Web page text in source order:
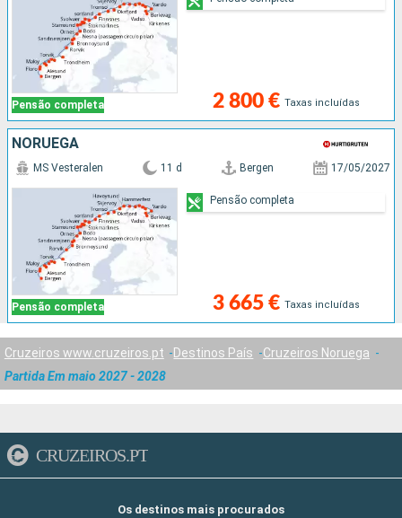
Pensão completa 2 800 € Taxas incluídas
NORUEGA
Pensão completa
MS Vesteralen 11 d Bergen 17/05/2027
3 665 € Taxas incluídas
Pensão completa
Cruzeiros www.cruzeiros.pt Destinos País
Cruzeiros Noruega
Partida Em maio 2027 - 2028
CRUZEIROS.PT
Os destinos mais procurados